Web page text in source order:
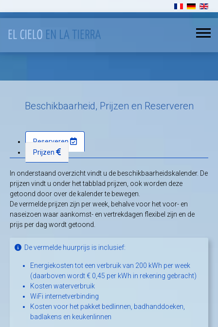
Selecteer de
Beschikbaarheid, Prijzen en Reserveren
Reserveren
Prijzen
In onderstaand overzicht vindt u de beschikbaarheidskalender. De
prijzen vindt u onder het tabblad prijzen, ook worden deze
getoond door over de kalender te bewegen.
De vermelde prijzen zijn per week, behalve voor het voor- en
naseizoen waar aankomst- en vertrekdagen flexibel zijn en de
prijs per dag wordt getoond.
De vermelde huurprijs is inclusief:
Energiekosten tot een verbruik van 200 kWh per week
(daarboven wordt € 0,45 per kWh in rekening gebracht)
Kosten waterverbruik
WiFi internetverbinding
Kosten voor het pakket bedlinnen, badhanddoeken,
badlakens en keukenlinnen